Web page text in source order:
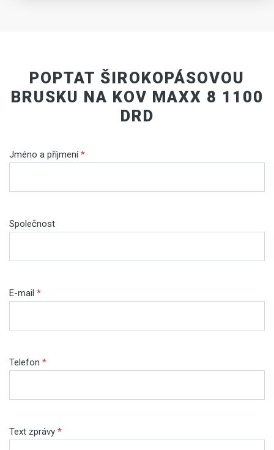
POPTAT ŠIROKOPÁSOVOU
BRUSKU NA KOV MAXX 8 1100
DRD
Jméno a příjmení*
Společnost
E-mail *
Telefon *
Text zprávy *